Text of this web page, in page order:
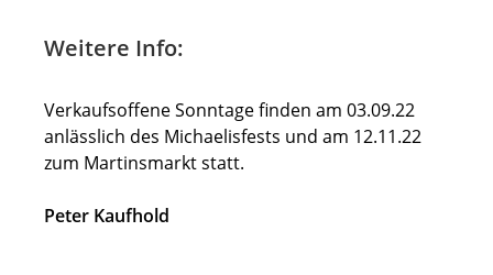
Weitere Info:
Verkaufsoffene Sonntage finden am 03.09.22
anlässlich des Michaelisfests und am 12.11.22
zum Martinsmarkt statt.
Peter Kaufhold